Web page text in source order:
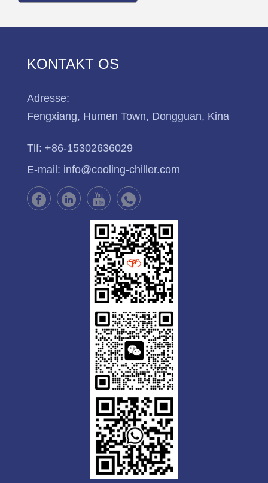
KONTAKT OS
Adresse:
Fengxiang, Humen Town, Dongguan, Kina
Tlf: +86-15302636029
E-mail: info@cooling-chiller.com